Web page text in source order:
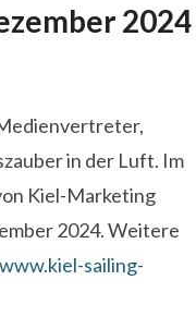
2024
in der Luft. Im
Kiel-Marketing
2024. Weitere
www.kiel-sailing-